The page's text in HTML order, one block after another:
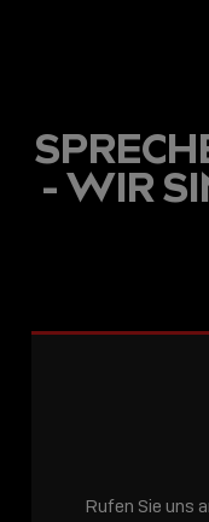
- WIR
Rufen Sie uns